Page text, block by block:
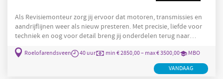
Als Revisiemonteur zorg jij ervoor dat motoren, transmissies en
aandrijflijnen weer als nieuw presteren. Met precisie, liefde voor
techniek en oog voor detail breng jij onderdelen terug naar
fabrieksspecificaties, zodat deze legendarische voertuigen hun
kracht en betrouwbaarheid behouden. Dit ga je doen Als
Revisiemonteur lever jij technisch vakwerk van het hoogste
niveau. Jij zorgt ervoor dat de iconische Mercedes-Benz G-Klasse
Roelofarendsveen 40 uur min € 2850,00 – max € 3500,00 MBO
VANDAAG